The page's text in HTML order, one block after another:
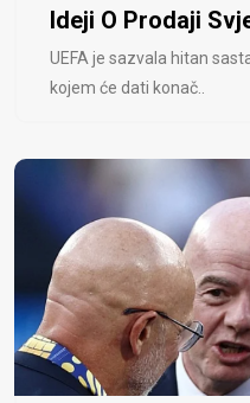
Ideji O Prodaji
UEFA je sazvala hitan
kojem će dati konač..